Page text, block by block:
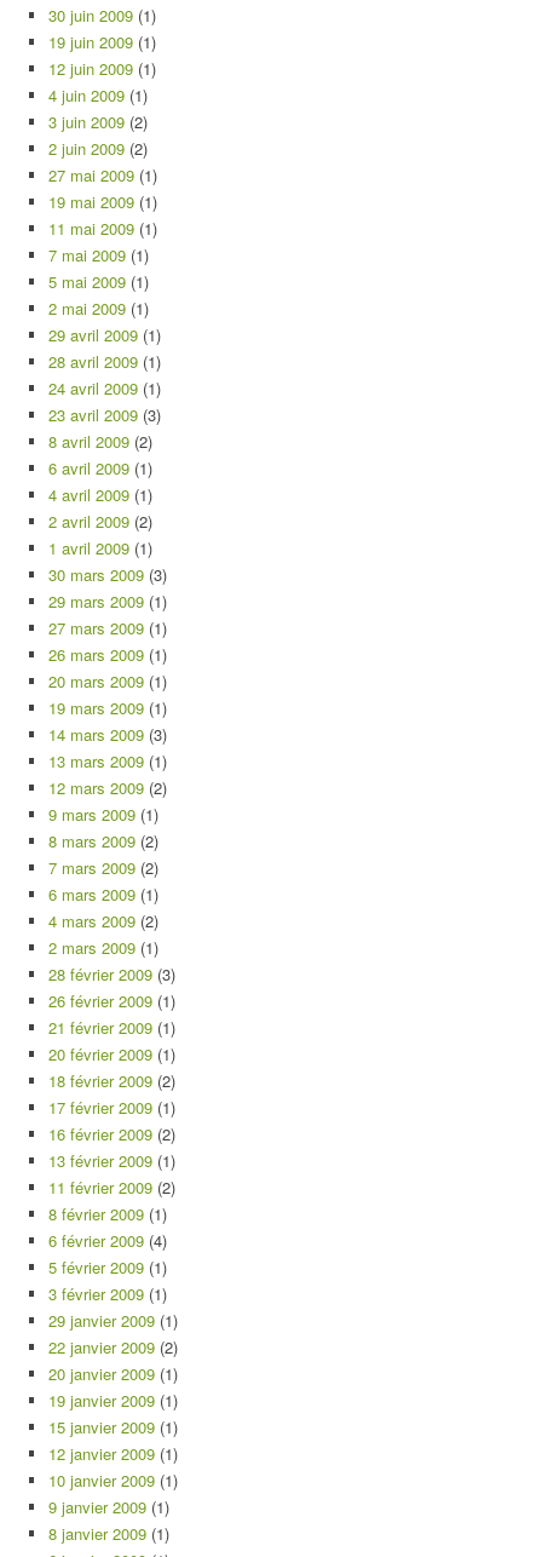
30 juin 2009 (1)
19 juin 2009 (1)
12 juin 2009 (1)
4 juin 2009 (1)
3 juin 2009 (2)
2 juin 2009 (2)
27 mai 2009 (1)
19 mai 2009 (1)
11 mai 2009 (1)
7 mai 2009 (1)
5 mai 2009 (1)
2 mai 2009 (1)
29 avril 2009 (1)
28 avril 2009 (1)
24 avril 2009 (1)
23 avril 2009 (3)
8 avril 2009 (2)
6 avril 2009 (1)
4 avril 2009 (1)
2 avril 2009 (2)
1 avril 2009 (1)
30 mars 2009 (3)
29 mars 2009 (1)
27 mars 2009 (1)
26 mars 2009 (1)
20 mars 2009 (1)
19 mars 2009 (1)
14 mars 2009 (3)
13 mars 2009 (1)
12 mars 2009 (2)
9 mars 2009 (1)
8 mars 2009 (2)
7 mars 2009 (2)
6 mars 2009 (1)
4 mars 2009 (2)
2 mars 2009 (1)
28 février 2009 (3)
26 février 2009 (1)
21 février 2009 (1)
20 février 2009 (1)
18 février 2009 (2)
17 février 2009 (1)
16 février 2009 (2)
13 février 2009 (1)
11 février 2009 (2)
8 février 2009 (1)
6 février 2009 (4)
5 février 2009 (1)
3 février 2009 (1)
29 janvier 2009 (1)
22 janvier 2009 (2)
20 janvier 2009 (1)
19 janvier 2009 (1)
15 janvier 2009 (1)
12 janvier 2009 (1)
10 janvier 2009 (1)
9 janvier 2009 (1)
8 janvier 2009 (1)